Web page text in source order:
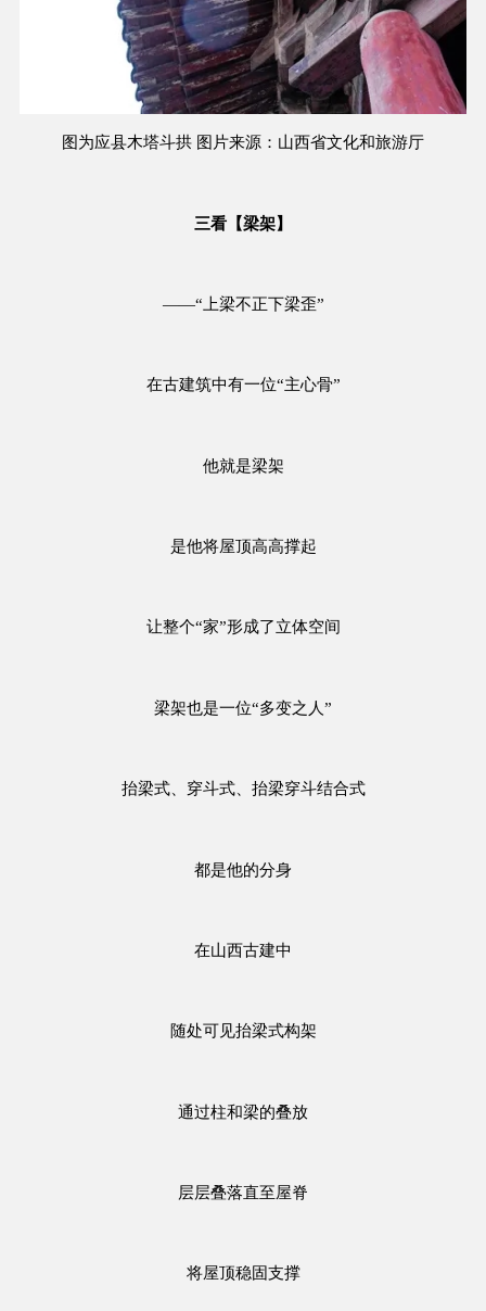
图为应县木塔斗拱 图片来源：山西省文化和旅游厅
三看【梁架】
——“上梁不正下梁歪”
在古建筑中有一位“主心骨”
他就是梁架
是他将屋顶高高撑起
让整个“家”形成了立体空间
梁架也是一位“多变之人”
抬梁式、穿斗式、抬梁穿斗结合式
都是他的分身
在山西古建中
随处可见抬梁式构架
通过柱和梁的叠放
层层叠落直至屋脊
将屋顶稳固支撑